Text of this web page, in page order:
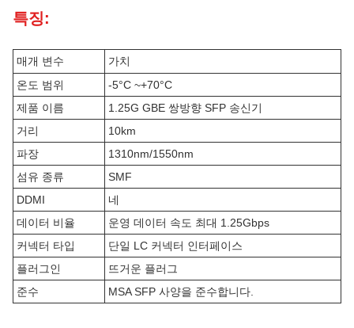
특징:
매개 변수
가치
온도 범위
-5°C ~+70°C
제품 이름
1.25G GBE 쌍방향 SFP 송신기
거리
10km
파장
1310nm/1550nm
섬유 종류
SMF
DDMI
네
데이터 비율
운영 데이터 속도 최대 1.25Gbps
커넥터 타입
단일 LC 커넥터 인터페이스
플러그인
뜨거운 플러그
준수
MSA SFP 사양을 준수합니다.